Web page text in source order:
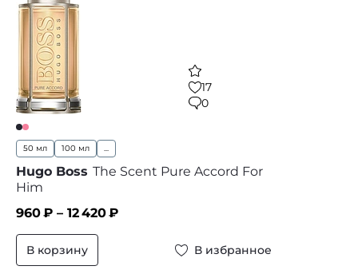
17
0
50 мл 100 мл ...
Hugo Boss The Scent Pure Accord For
Him
960₽ – 12 420₽
В корзину В избранное